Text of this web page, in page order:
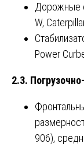
Дорожные
W,
Power
2.3. Погрузочно
906),